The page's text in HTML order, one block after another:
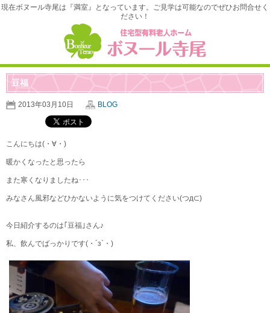
現在ボヌール寺尾は『満室』となっています。ご見学は可能なのでぜひお問合せく
ださい！
豆福
2013年03月10日 BLOG
こんにちは(・∀・)
暖かくなったと思ったら
また寒くなりましたね･･･
みなさん風邪などひかないように気をつけてください(つд⊂)
今日紹介するのは｢豆福｣さん♪
私、飲んでばっかりです(・´з`・)